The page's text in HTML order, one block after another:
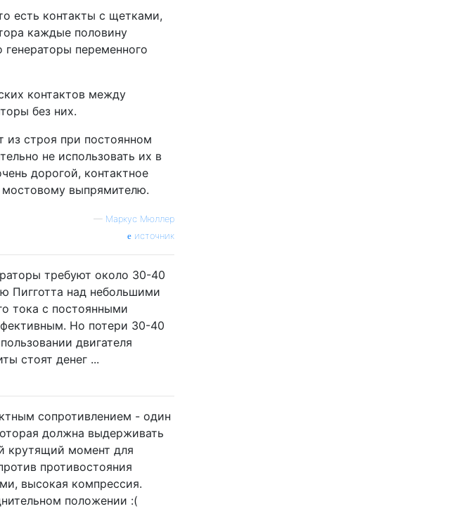
есть контакты с щетками,
каждые половину
переменного
контактов между
без них.
из строя при постоянном
не использовать их в
дорогой, контактное
выпрямителю.
— Маркус Мюллер
источник
требуют около 30-40
Пигготта над небольшими
тока с постоянными
Но потери 30-40
двигателя
стоят денег ...
сопротивлением - один
должна выдерживать
крутящий момент для
противостояния
высокая компрессия.
положении :(